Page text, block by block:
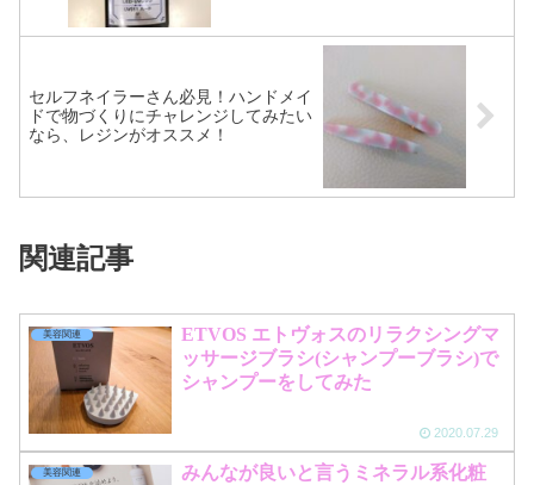
セルフネイラーさん必見！ハンドメイ
ドで物づくりにチャレンジしてみたい
なら、レジンがオススメ！
関連記事
美容関連
ETVOS エトヴォスのリラクシングマ
ッサージブラシ(シャンプーブラシ)で
シャンプーをしてみた
2020.07.29
美容関連
みんなが良いと言うミネラル系化粧